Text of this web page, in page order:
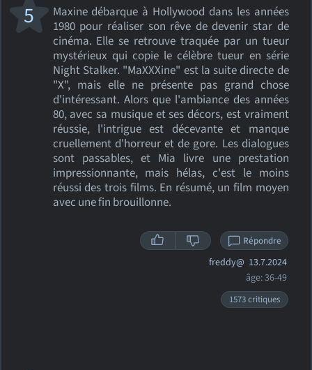
Maxine débarque à Hollywood dans les années
1980 pour réaliser son rêve de devenir star de
cinéma. Elle se retrouve traquée par un tueur
mystérieux qui copie le célèbre tueur en série
Night Stalker. "MaXXXine" est la suite directe de
"X", mais elle ne présente pas grand chose
d'intéressant. Alors que l'ambiance des années
80, avec sa musique et ses décors, est vraiment
réussie, l'intrigue est décevante et manque
cruellement d'horreur et de gore. Les dialogues
sont passables, et Mia livre une prestation
impressionnante, mais hélas, c'est le moins
réussi des trois films. En résumé, un film moyen
avec une fin brouillonne.
5
Répondre
freddy@ 13.7.2024
âge: 36-49
1573 critiques